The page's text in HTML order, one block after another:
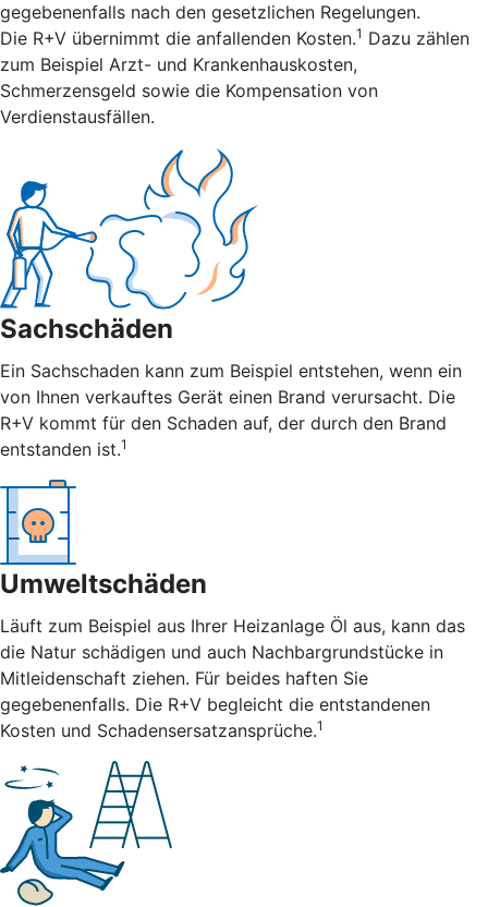
gegebenenfalls nach den gesetzlichen Regelungen.
Die R+V übernimmt die anfallenden Kosten.1 Dazu zählen
zum Beispiel Arzt- und Krankenhauskosten,
Schmerzensgeld sowie die Kompensation von
Verdienstausfällen.
Sachschäden
Ein Sachschaden kann zum Beispiel entstehen, wenn ein
von Ihnen verkauftes Gerät einen Brand verursacht. Die
R+V kommt für den Schaden auf, der durch den Brand
entstanden ist.1
Umweltschäden
Läuft zum Beispiel aus Ihrer Heizanlage Öl aus, kann das
die Natur schädigen und auch Nachbargrundstücke in
Mitleidenschaft ziehen. Für beides haften Sie
gegebenenfalls. Die R+V begleicht die entstandenen
Kosten und Schadensersatzansprüche.1